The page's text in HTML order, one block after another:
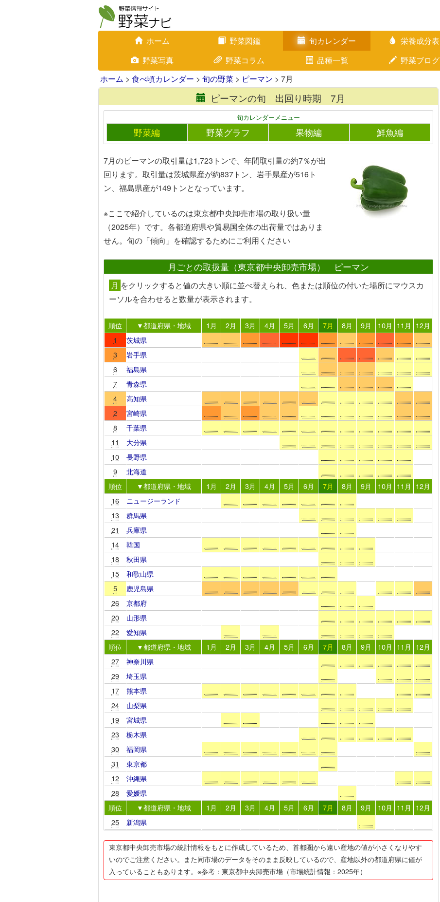
ホーム 野菜図鑑 旬カレンダー 栄養成分表
野菜写真
野菜コラム 品種一覧 野菜ブログ
ホーム > 食べ頃カレンダー > 旬の野菜 > ピーマン > 7月
ピーマンの旬 出回り時期 7月
旬カレンダーメニュー
野菜編 野菜グラフ 果物編 鮮魚編
7月のピーマンの取引量は1,723トンで、年間取引量の約7％が出
回ります。取引量は茨城県産が約837トン、岩手県産が516ト
ン、福島県産が149トンとなっています。
※ここで紹介しているのは東京都中央卸売市場の取り扱い量
（2025年）です。各都道府県や貿易国全体の出荷量ではありま
せん。旬の「傾向」を確認するためにご利用ください
月ごとの取扱量（東京都中央卸売市場） ピーマン
月 をクリックすると値の大きい順に並べ替えられ、色または順位の付いた場所にマウスカ
ーソルを合わせると数量が表示されます。
順位 ▼都道府県・地域 1月 2月 3月 4月 5月 6月 7月 8月 9月 10月 11月
12月
1
茨城県
3
岩手県
6
福島県
7
青森県
4
高知県
2
宮崎県
8
千葉県
11
大分県
10
長野県
9
北海道
順位
▼都道府県・地域 1月 2月 3月 4月 5月 6月 7月 8月 9月 10月 11月
12月
16
ニュージーランド
13
群馬県
21
兵庫県
14
韓国
18
秋田県
15
和歌山県
5
鹿児島県
26
京都府
20
山形県
22
愛知県
順位
▼都道府県・地域 1月 2月 3月 4月 5月 6月 7月 8月 9月 10月 11月
12月
27
神奈川県
29
埼玉県
17
熊本県
24
山梨県
19
宮城県
23
栃木県
30
福岡県
31
東京都
12
沖縄県
28
愛媛県
順位
▼都道府県・地域 1月 2月 3月 4月 5月 6月 7月 8月 9月 10月 11月
12月
25
新潟県
東京都中央卸売市場の統計情報をもとに作成しているため、首都圏から遠い産地の値が小さくなりやす
いのでご注意ください。また同市場のデータをそのまま反映しているので、産地以外の都道府県に値が
入っていることもあります。※参考：東京都中央卸売市場（市場統計情報：2025年）